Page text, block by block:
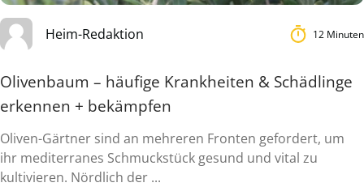
Heim-Redaktion 12 Minuten
Olivenbaum – häufige Krankheiten & Schädlinge
erkennen + bekämpfen
Oliven-Gärtner sind an mehreren Fronten gefordert, um
ihr mediterranes Schmuckstück gesund und vital zu
kultivieren. Nördlich der ...